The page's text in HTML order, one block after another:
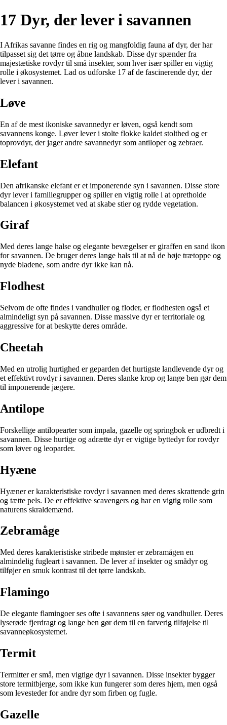
17 Dyr, der lever i savannen
I Afrikas savanne findes en rig og mangfoldig fauna af dyr, der har
tilpasset sig det tørre og åbne landskab. Disse dyr spænder fra
majestætiske rovdyr til små insekter, som hver især spiller en vigtig
rolle i økosystemet. Lad os udforske 17 af de fascinerende dyr, der
lever i savannen.
Løve
En af de mest ikoniske savannedyr er løven, også kendt som
savannens konge. Løver lever i stolte flokke kaldet stolthed og er
toprovdyr, der jager andre savannedyr som antiloper og zebraer.
Elefant
Den afrikanske elefant er et imponerende syn i savannen. Disse store
dyr lever i familiegrupper og spiller en vigtig rolle i at opretholde
balancen i økosystemet ved at skabe stier og rydde vegetation.
Giraf
Med deres lange halse og elegante bevægelser er giraffen en sand ikon
for savannen. De bruger deres lange hals til at nå de høje trætoppe og
nyde bladene, som andre dyr ikke kan nå.
Flodhest
Selvom de ofte findes i vandhuller og floder, er flodhesten også et
almindeligt syn på savannen. Disse massive dyr er territoriale og
aggressive for at beskytte deres område.
Cheetah
Med en utrolig hurtighed er geparden det hurtigste landlevende dyr og
et effektivt rovdyr i savannen. Deres slanke krop og lange ben gør dem
til imponerende jægere.
Antilope
Forskellige antilopearter som impala, gazelle og springbok er udbredt i
savannen. Disse hurtige og adrætte dyr er vigtige byttedyr for rovdyr
som løver og leoparder.
Hyæne
Hyæner er karakteristiske rovdyr i savannen med deres skrattende grin
og tætte pels. De er effektive scavengers og har en vigtig rolle som
naturens skraldemænd.
Zebramåge
Med deres karakteristiske stribede mønster er zebramågen en
almindelig fugleart i savannen. De lever af insekter og smådyr og
tilføjer en smuk kontrast til det tørre landskab.
Flamingo
De elegante flamingoer ses ofte i savannens søer og vandhuller. Deres
lyserøde fjerdragt og lange ben gør dem til en farverig tilføjelse til
savanneøkosystemet.
Termit
Termitter er små, men vigtige dyr i savannen. Disse insekter bygger
store termitbjerge, som ikke kun fungerer som deres hjem, men også
som levesteder for andre dyr som firben og fugle.
Gazelle